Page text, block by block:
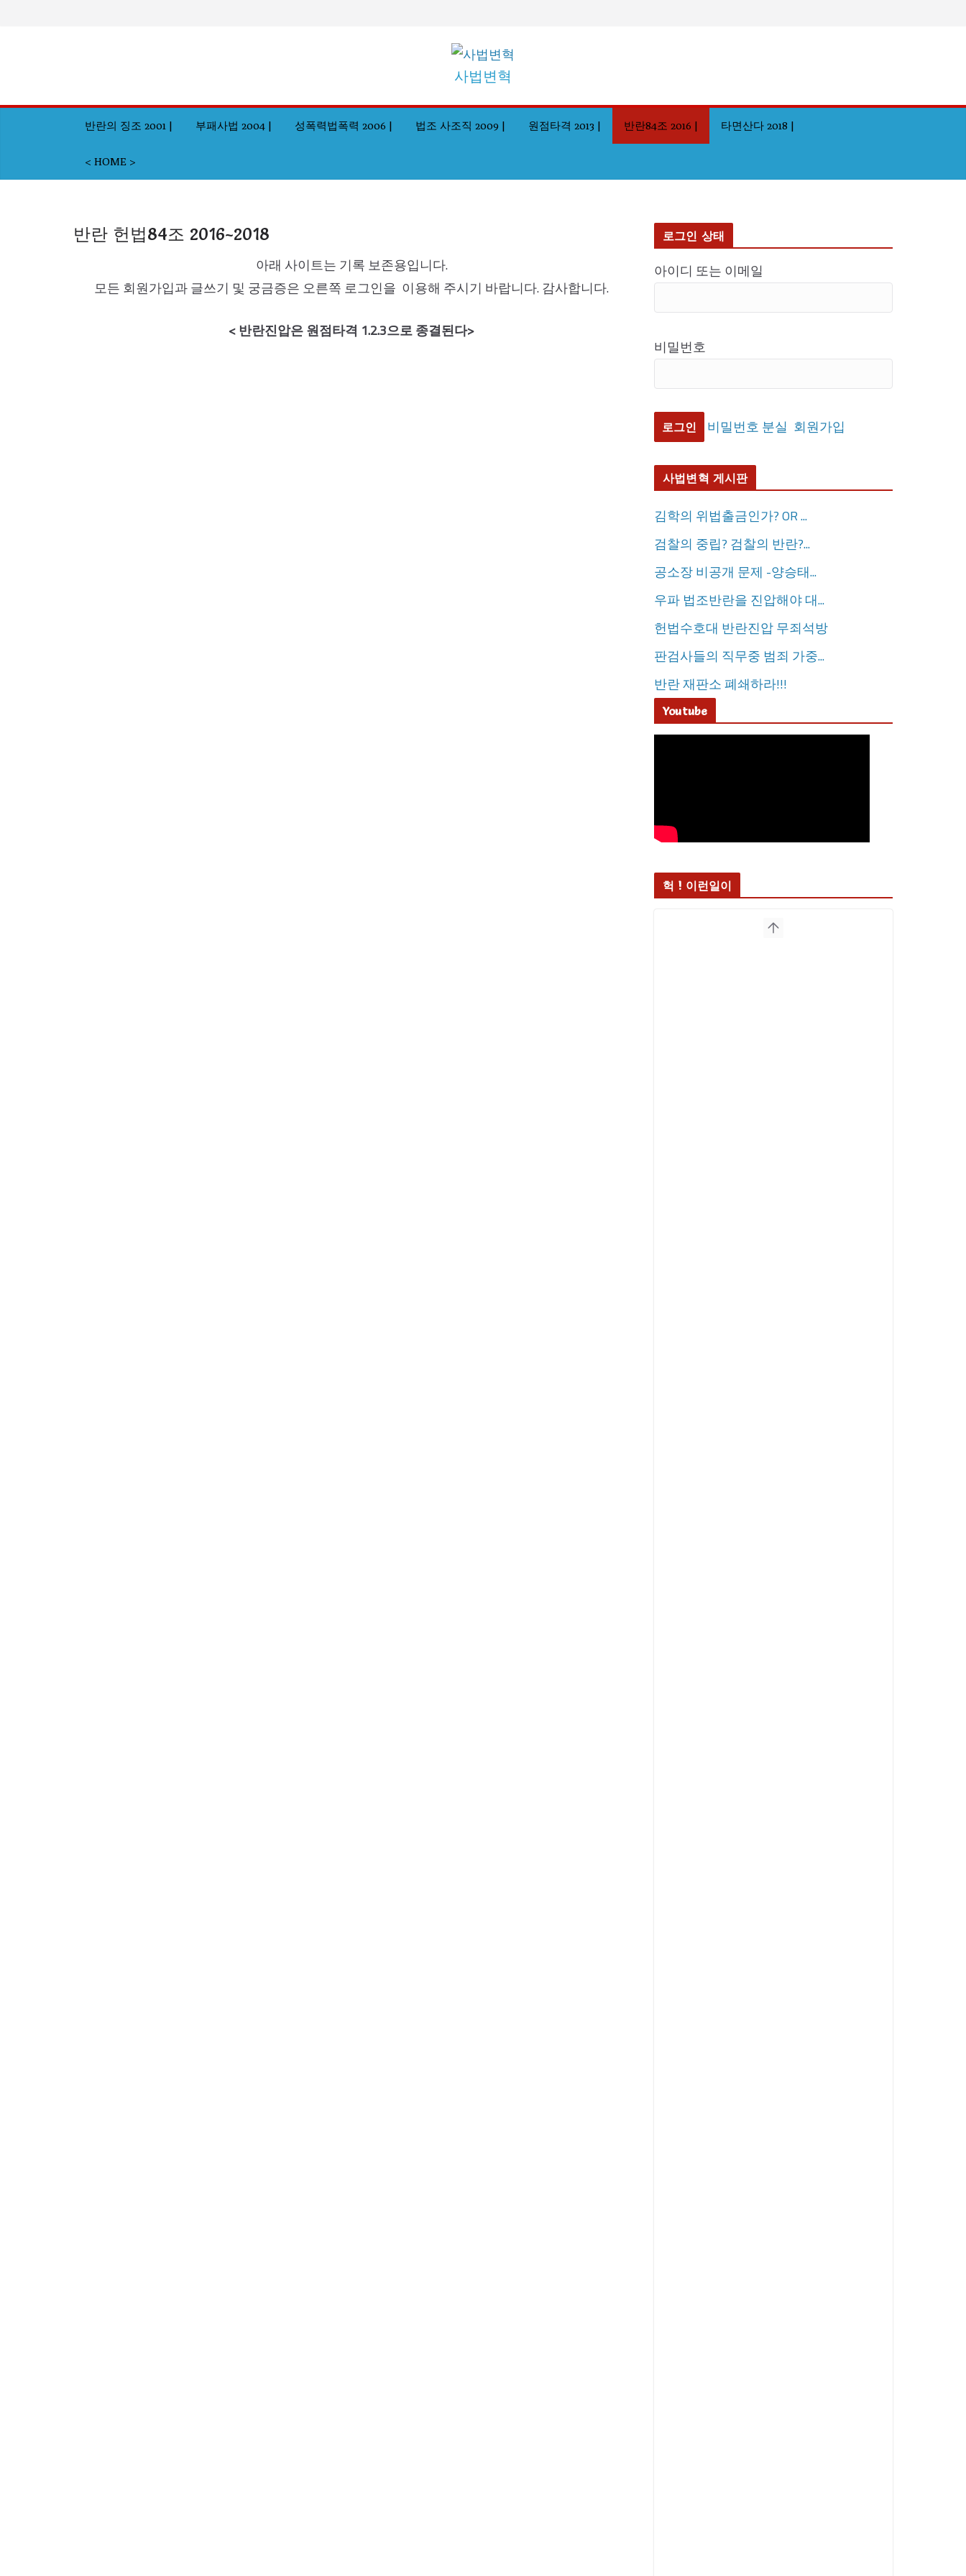
사법변혁
반란의 징조 2001 | 부패사법 2004 | 성폭력법폭력 2006 | 법조 사조직 2009 | 원점타격 2013 | 반란84조 2016 | 타면산다 2018 |
< HOME >
반란 헌법84조 2016~2018
아래 사이트는 기록 보존용입니다.
모든 회원가입과 글쓰기 및 궁금증은 오른쪽 로그인을 이용해 주시기 바랍니다. 감사합니다.
< 반란진압은 원점타격 1.2.3으로 종결된다>
로그인 상태
아이디 또는 이메일
비밀번호
비밀번호 분실 회원가입
사법변혁 게시판
김학의 위법출금인가? OR ...
검찰의 중립? 검찰의 반란?...
공소장 비공개 문제 -양승태...
우파 법조반란을 진압해야 대...
헌법수호대 반란진압 무죄석방
판검사들의 직무중 범죄 가중...
반란 재판소 폐쇄하라!!!
Youtube
헉 ! 이런일이